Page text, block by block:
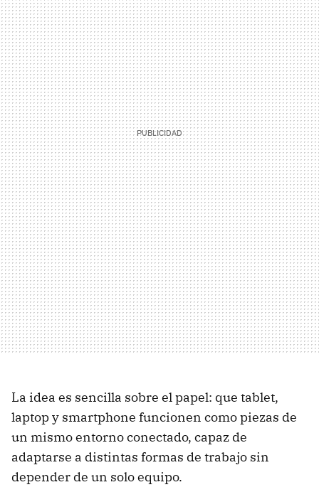
La idea es sencilla sobre el papel: que tablet,
laptop y smartphone funcionen como piezas de
un mismo entorno conectado, capaz de
adaptarse a distintas formas de trabajo sin
depender de un solo equipo.